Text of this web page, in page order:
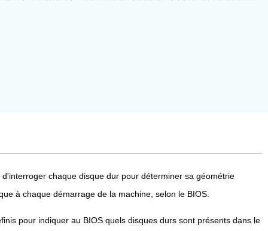
chaque disque dur pour déterminer sa géométrie
à chaque démarrage de la machine, selon le BIOS.
pour indiquer au BIOS quels disques durs sont présents dans le